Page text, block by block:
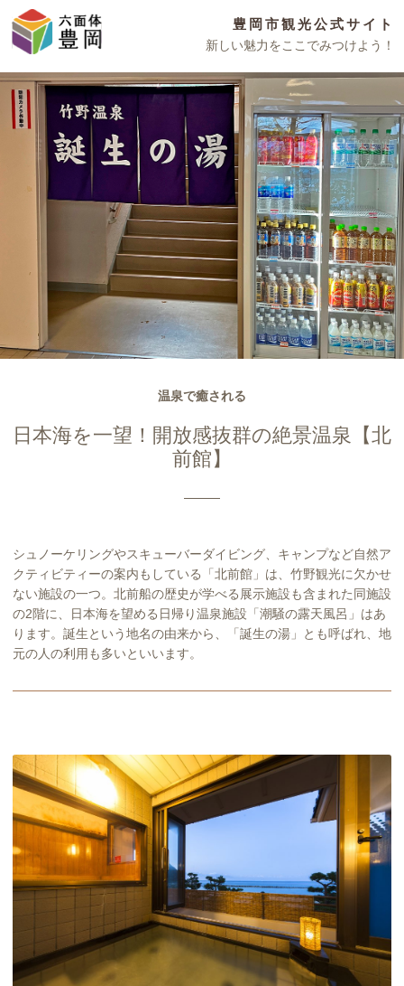
豊岡市観光公式サイト
新しい魅力をここでみつけよう！
温泉で癒される
日本海を一望！開放感抜群の絶景温泉【北
前館】
シュノーケリングやスキューバーダイビング、キャンプなど自然ア
クティビティーの案内もしている「北前館」は、竹野観光に欠かせ
ない施設の一つ。北前船の歴史が学べる展示施設も含まれた同施設
の2階に、日本海を望める日帰り温泉施設「潮騒の露天風呂」はあ
ります。誕生という地名の由来から、「誕生の湯」とも呼ばれ、地
元の人の利用も多いといいます。